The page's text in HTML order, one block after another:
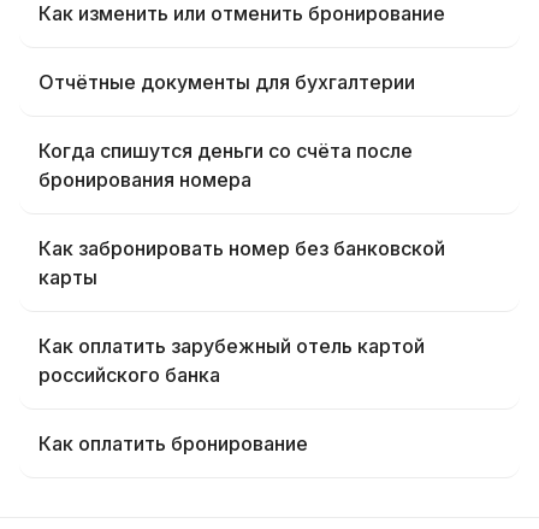
Как изменить или отменить бронирование
Отчётные документы для бухгалтерии
Когда спишутся деньги со счёта после
бронирования номера
Как забронировать номер без банковской
карты
Как оплатить зарубежный отель картой
российского банка
Как оплатить бронирование